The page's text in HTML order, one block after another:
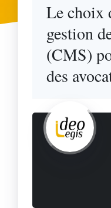
Le choix
gestion
(CMS)
des